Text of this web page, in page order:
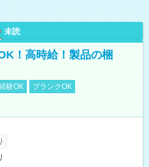
未読
！高時給！製品の梱
験OK
ブランクOK